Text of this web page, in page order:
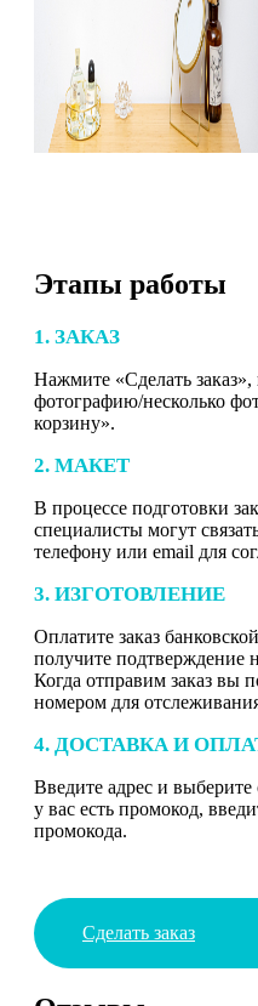
Этапы работы
1. ЗАКАЗ
Нажмите «Сделать заказ»,
фотографию/несколько
корзину».
2. МАКЕТ
В процессе подготовки
специалисты могут
телефону или email для
3. ИЗГОТОВЛЕНИЕ
Оплатите заказ
получите подтверждение
Когда отправим заказ вы
номером для
4. ДОСТАВКА И
Введите адрес и выберите
у вас есть промокод,
промокода.
Сделать заказ